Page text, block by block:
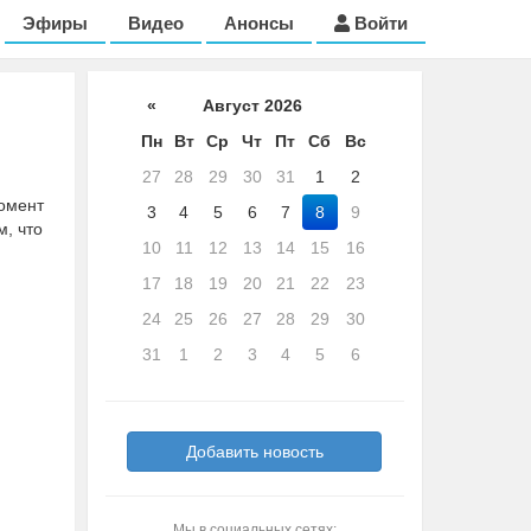
Эфиры Видео Анонсы Войти
что
«
Август 2026
Пн
Вт Ср Чт Пт Сб
Вс
27
28 29 30 31 1
2
3
4 5 6 7 8
9
10
11 12 13 14 15
16
17
18 19 20 21 22
23
24
25 26 27 28 29
30
31
1 2 3 4 5 6
Добавить новость